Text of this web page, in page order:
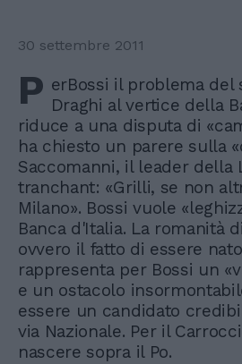
30 settembre 2011
P erBossi il problema del
Draghi al vertice della
riduce a una disputa di
ha chiesto un parere sulla
Saccomanni, il leader della
tranchant: «Grilli, se non
Milano». Bossi vuole
Banca d'Italia. La romanità
ovvero il fatto di essere
rappresenta per Bossi un
e un ostacolo
essere un candidato
via Nazionale. Per il
nascere sopra il Po.